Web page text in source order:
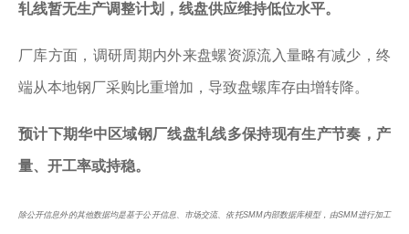
轧线暂无生产调整计划，线盘供应维持低位水平。
厂库方面，调研周期内外来盘螺资源流入量略有减少，终
端从本地钢厂采购比重增加，导致盘螺库存由增转降。
预计下期华中区域钢厂线盘轧线多保持现有生产节奏，产
量、开工率或持稳。
除公开信息外的其他数据均是基于公开信息、市场交流、依托SMM内部数据库模型，由SMM进行加工